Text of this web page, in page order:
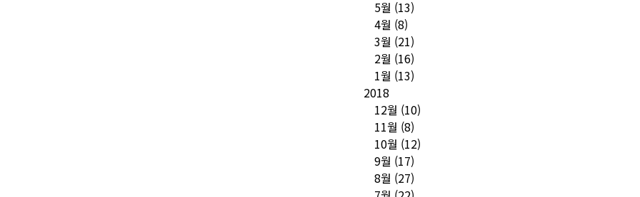
5월 (13)
4월 (8)
3월 (21)
2월 (16)
1월 (13)
2018
12월 (10)
11월 (8)
10월 (12)
9월 (17)
8월 (27)